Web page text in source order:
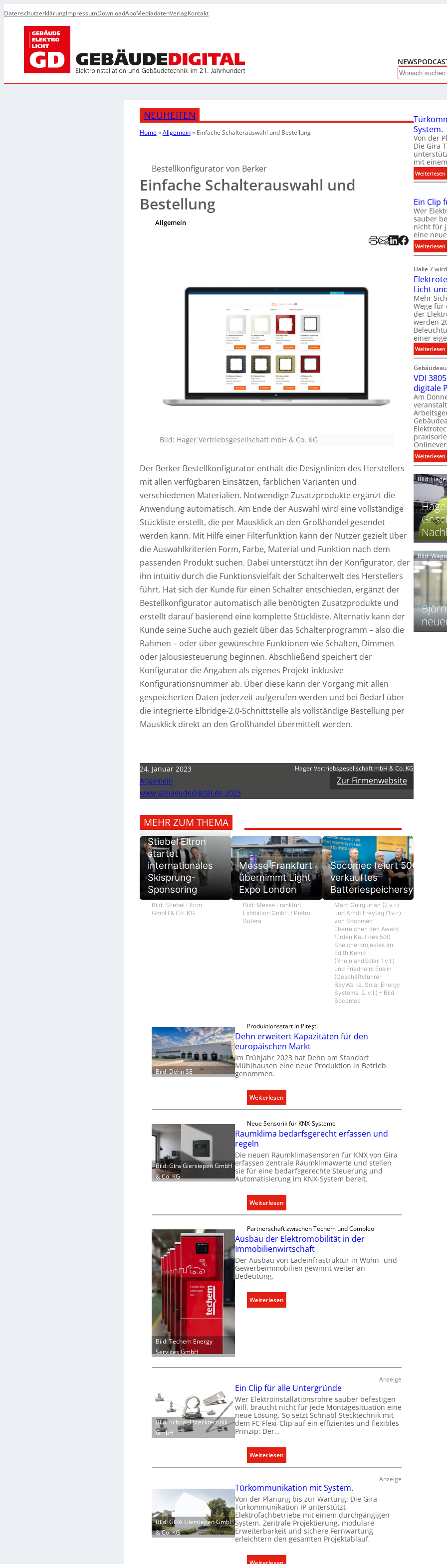
DatenschutzerklärungImpressumDownloadAboMediadatenVerlagKontakt
NEWS
Search
NEUHEITEN
Home»Allgemein» Einfache Schalterauswahl und Bestellung
Bestellkonfigurator von Berker
Einfache Schalterauswahl und
Bestellung
Allgemein
Bild: Hager Vertriebsgesellschaft mbH & Co. KG
Der Berker Bestellkonfigurator enthält die Designlinien des Herstellers
mit allen verfügbaren Einsätzen, farblichen Varianten und
verschiedenen Materialien. Notwendige Zusatzprodukte ergänzt die
Anwendung automatisch. Am Ende der Auswahl wird eine vollständige
Stückliste erstellt, die per Mausklick an den Großhandel gesendet
werden kann. Mit Hilfe einer Filterfunktion kann der Nutzer gezielt über
die Auswahlkriterien Form, Farbe, Material und Funktion nach dem
passenden Produkt suchen. Dabei unterstützt ihn der Konfigurator, der
ihn intuitiv durch die Funktionsvielfalt der Schalterwelt des Herstellers
führt. Hat sich der Kunde für einen Schalter entschieden, ergänzt der
Bestellkonfigurator automatisch alle benötigten Zusatzprodukte und
erstellt darauf basierend eine komplette Stückliste. Alternativ kann der
Kunde seine Suche auch gezielt über das Schalterprogramm – also die
Rahmen – oder über gewünschte Funktionen wie Schalten, Dimmen
oder Jalousiesteuerung beginnen. Abschließend speichert der
Konfigurator die Angaben als eigenes Projekt inklusive
Konfigurationsnummer ab. Über diese kann der Vorgang mit allen
gespeicherten Daten jederzeit aufgerufen werden und bei Bedarf über
die integrierte Elbridge-2.0-Schnittstelle als vollständige Bestellung per
Mausklick direkt an den Großhandel übermittelt werden.
24. Januar 2023
Allgemein
www.gebaeudedigital.de 2023
Hager Vertriebsgesellschaft mbH & Co. KG
Zur Firmenwebsite
MEHR ZUM THEMA
Stiebel Eltron
startet
internationales
Skisprung-
Sponsoring
Bild: Stiebel Eltron
GmbH & Co. KG
Messe Frankfurt
übernimmt Light
Expo London
Bild: Messe Frankfurt
Exhibition GmbH / Pietro
Sutera
Socomec feiert 500.
verkauftes
Batteriespeichersystem
Marc Guirguirian (2.v.r.)
und Arndt Freytag (1.v.r.)
von Socomec
überreichen den Award
fürden Kauf des 500.
Speicherprojektes an
Edith Kemp
(RheinlandSolar, 1.v.l.)
und Friedhelm Enslin
(Geschäftsführer
BayWa r.e. Solar Energy
Systems, 2. v.l.) – Bild:
Socomec
Bild: Dehn SE
Produktionsstart in Piteşti
Dehn erweitert Kapazitäten für den
europäischen Markt
Im Frühjahr 2023 hat Dehn am Standort
Mühlhausen eine neue Produktion in Betrieb
genommen.
Weiterlesen:
D
h
n
r
w
e
t
e
t
K
a
p
t
ü
d
e
n
e
o
p
i
c
h
e
n
a
Bild: Gira Giersiepen GmbH
& Co. KG
Neue Sensorik für KNX-Systeme
Raumklima bedarfsgerecht erfassen und
regeln
Die neuen Raumklimasensoren für KNX von Gira
erfassen zentrale Raumklimawerte und stellen
sie für eine bedarfsgerechte Steuerung und
Automatisierung im KNX-System bereit.
Weiterlesen:
R
u
m
k
l
b
s
e
r
e
c
e
r
a
s
e
n
u
Bild: Techem Energy
Services GmbH
Partnerschaft zwischen Techem und Compleo
Ausbau der Elektromobilität in der
Immobilienwirtschaft
Der Ausbau von Ladeinfrastruktur in Wohn- und
Gewerbeimmobilien gewinnt weiter an
Bedeutung.
Weiterlesen:
A
e
r
E
l
e
t
r
o
o
b
i
l
i
t
t
Anzeige
Bild: Schnabl Stecktechnik
GmbH
Ein Clip für alle Untergründe
Wer Elektroinstallationsrohre sauber befestigen
will, braucht nicht für jede Montagesituation eine
neue Lösung. So setzt Schnabl Stecktechnik mit
dem FC Flexi-Clip auf ein effizientes und flexibles
Prinzip: Der…
Weiterlesen:
E
n
C
l
i
p
f
Anzeige
Bild: GIRA Giersiepen GmbH
& Co. KG
Türkommunikation mit System.
Von der Planung bis zur Wartung: Die Gira
Türkommunikation IP unterstützt
Elektrofachbetriebe mit einem durchgängigen
System. Zentrale Projektierung, modulare
Erweiterbarkeit und sichere Fernwartung
erleichtern den gesamten Projektablauf.
System.
Von der
Die Gira
mit
Weiterlesen:
r
u
i
k
t
i
i
t
s
t
.
Ein Clip
Wer
sauber
nicht für
eine
Weiterlesen:
l
i
f
r
a
l
l
e
t
e
r
r
ü
Halle 7
Licht
Mehr
Wege für
der
werden
einer
Weiterlesen:
l
e
k
t
r
t
c
n
2
c
h
t
VDI
digitale
Am
Weiterlesen:
I
0
5
l
s
s
e
Bild:
Bild: